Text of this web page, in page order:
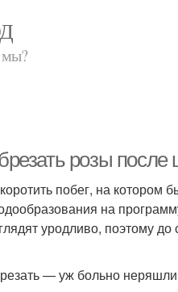
мы?
розы после
побег, на котором
на
уродливо, поэтому
— уж больно